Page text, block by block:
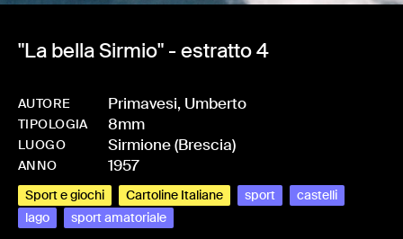
"La bella Sirmio" - estratto 4
AUTORE Primavesi, Umberto
TIPOLOGIA 8mm
LUOGO Sirmione (Brescia)
ANNO 1957
Sport e giochi Cartoline Italiane sport
castelli
lago
sport amatoriale